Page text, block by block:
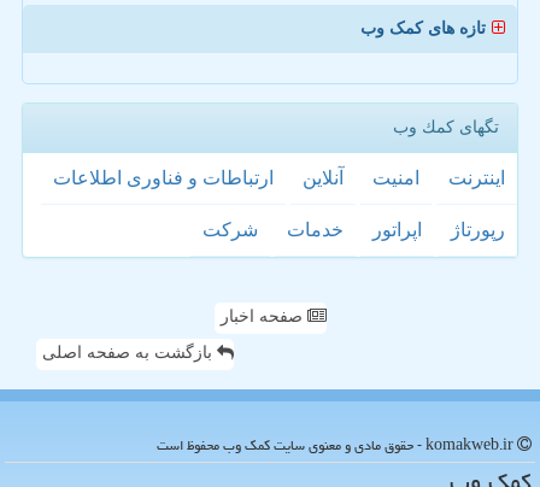
تازه های کمک وب
تگهای كمك وب
اینترنت امنیت آنلاین ارتباطات و فناوری اطلاعات
رپورتاژ اپراتور خدمات شركت
صفحه اخبار
بازگشت به صفحه اصلی